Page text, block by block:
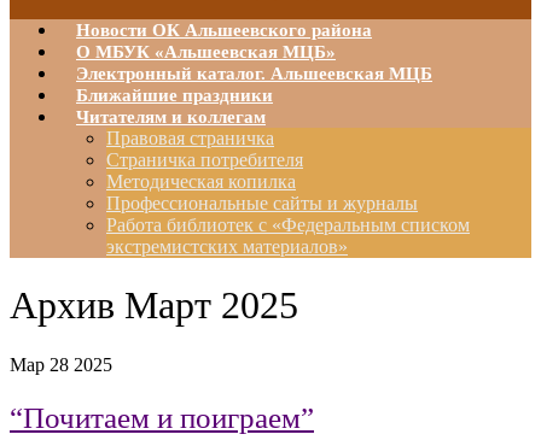
Новости ОК Альшеевского района
О МБУК «Альшеевская МЦБ»
Электронный каталог. Альшеевская МЦБ
Ближайшие праздники
Читателям и коллегам
Правовая страничка
Страничка потребителя
Методическая копилка
Профессиональные сайты и журналы
Работа библиотек с «Федеральным списком
экстремистских материалов»
Архив Март 2025
Мар 28 2025
“Почитаем и поиграем”